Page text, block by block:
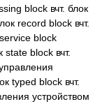
block вчт. блок
record block вчт.
block
state block вчт.
typed block вчт.
устройством